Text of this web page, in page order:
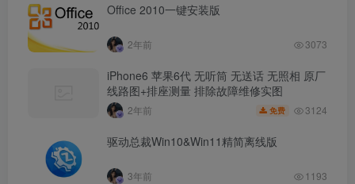
Office 2010一键安装版
2年前 3073
iPhone6 苹果6代 无听筒 无送话 无照相 原厂
线路图+排座测量 排除故障维修实图
2年前 免费 3124
驱动总裁Win10&Win11精简离线版
3年前 1193